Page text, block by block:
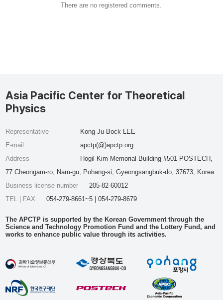
There are no registered comments.
Asia Pacific Center for Theoretical
Physics
Representative
Kong-Ju-Bock LEE
E-mail
apctp(@)apctp.org
Address
Hogil Kim Memorial Building #501 POSTECH,
77 Cheongam-ro, Nam-gu, Pohang-si, Gyeongsangbuk-do, 37673, Korea
Business license number
205-82-60012
TEL | FAX
054-279-8661~5 | 054-279-8679
The APCTP is supported by the Korean Government through the
Science and Technology Promotion Fund and the Lottery Fund, and
works to enhance public value through its activities.